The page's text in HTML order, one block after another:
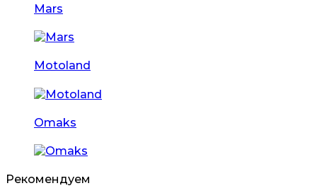
Mars
Motoland
Omaks
Рекомендуем